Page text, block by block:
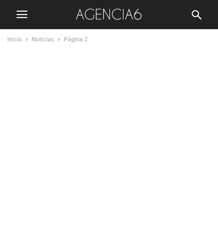
Inicio Noticias Página 2